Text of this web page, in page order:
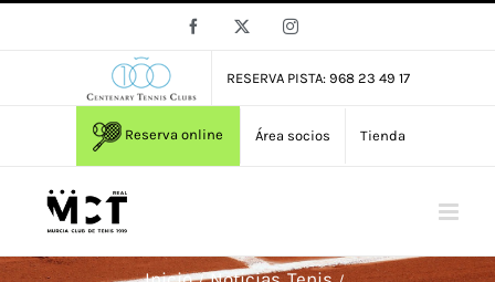
Facebook Instagram
RESERVA PISTA: 968 23 49 17
Reserva online Área socios Tienda